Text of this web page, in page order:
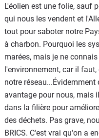
L'éolien est une folie, sauf
qui nous les vendent et
tout pour saboter notre
à charbon. Pourquoi les
marées, mais je ne
l'environnement, car il
notre
avantage pour nous, mais
dans la filière pour
des déchets. Pas grave,
BRICS. C'est vrai qu'on a